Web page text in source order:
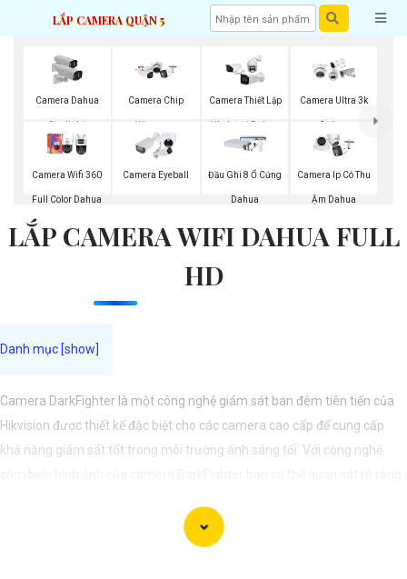
LẮP CAMERA QUẬN 5
Camera Dahua
Starlight
Camera Chip
Wizsense
Camera Thiết Lập
Vành Đai Dahua
Camera Ultra 3k
Dahua
Camera Wifi 360
Full Color Dahua
Camera Eyeball Đầu Ghi 8 Ổ Cứng
Dahua
Camera Ip Có Thu
Ậm Dahua
LẮP CAMERA WIFI DAHUA FULL
HD
Camera DarkFighter là một công nghệ giám sát ban đêm tiên tiến của
Hikvision được thiết kế đặc biệt cho các camera cao cấp để cung cấp
khả năng giám sát tốt trong môi trường ánh sáng tối. Với công nghệ
của Hikvision cung cấp khả năng tái tạo màu sắc chính xác và hình ảnh
sắc nét, cho phép bạn nhìn rõ ràng vào ban đêm mà không cần ánh